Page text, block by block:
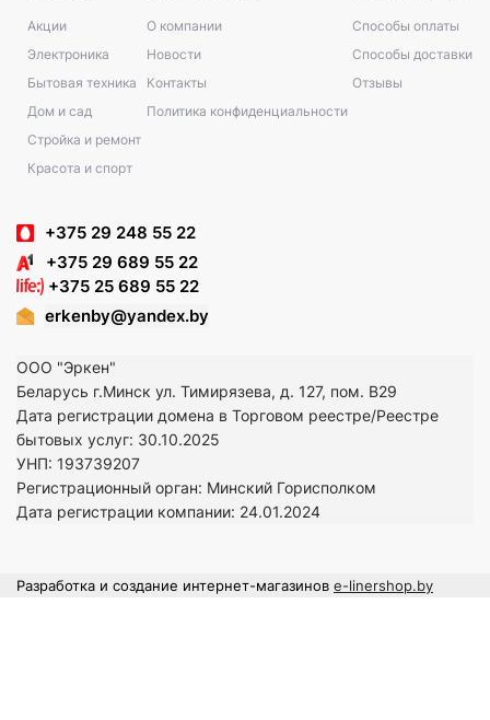
Акции
Электроника
Бытовая техника
Дом и сад
Стройка и ремонт
Красота и спорт
О компании
Новости
Контакты
Политика конфиденциальности
Способы оплаты
Способы доставки
Отзывы
+375 29 248 55 22
+375 29 689 55 22
+375 25 689 55 22
erkenby@yandex.by
ООО "Эркен"
Беларусь г.Минск ул. Тимирязева, д. 127, пом. В29
Дата регистрации домена в Торговом реестре/Реестре
бытовых услуг: 30.10.2025
УНП: 193739207
Регистрационный орган: Минский Горисполком
Дата регистрации компании: 24.01.2024
Разработка и создание интернет-магазинов e-linershop.by